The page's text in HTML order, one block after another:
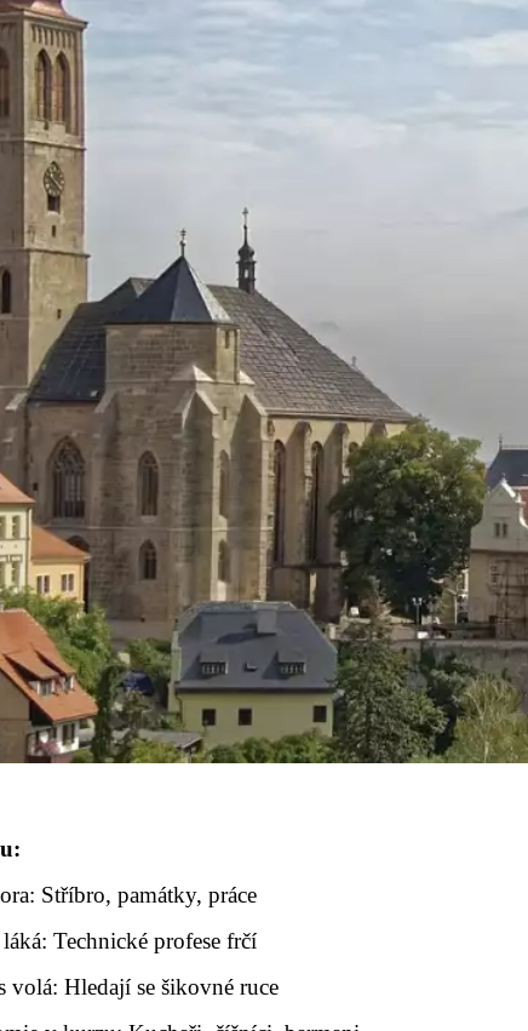
Stříbro, památky, práce
Technické profese frčí
volá: Hledají se šikovné ruce